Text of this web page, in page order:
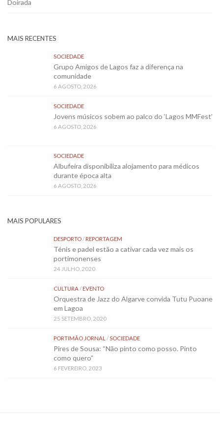
Doirada
MAIS RECENTES
SOCIEDADE
Grupo Amigos de Lagos faz a diferença na
comunidade
6 AGOSTO, 2026
SOCIEDADE
Jovens músicos sobem ao palco do ‘Lagos MMFest’
6 AGOSTO, 2026
SOCIEDADE
Albufeira disponibiliza alojamento para médicos
durante época alta
6 AGOSTO, 2026
MAIS POPULARES
DESPORTO/REPORTAGEM
Ténis e padel estão a cativar cada vez mais os
portimonenses
24 JULHO, 2020
CULTURA/EVENTO
Orquestra de Jazz do Algarve convida Tutu Puoane
em Lagoa
25 SETEMBRO, 2020
PORTIMÃO JORNAL /SOCIEDADE
Pires de Sousa: “Não pinto como posso. Pinto
como quero”
6 FEVEREIRO, 2023